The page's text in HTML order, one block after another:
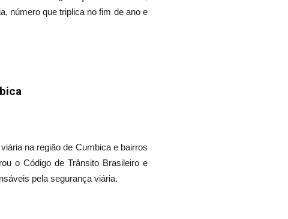
número que triplica no fim de ano e
na região de Cumbica e bairros
o Código de Trânsito Brasileiro e
pela segurança viária.